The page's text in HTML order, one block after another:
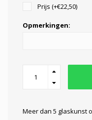
Prijs (+€22,50)
Opmerkingen:
Meer dan 5 glaskunst